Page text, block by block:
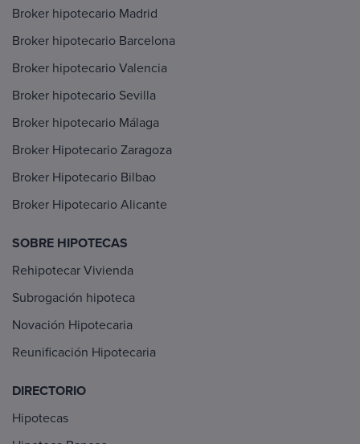
Broker hipotecario Madrid
Broker hipotecario Barcelona
Broker hipotecario Valencia
Broker hipotecario Sevilla
Broker hipotecario Málaga
Broker Hipotecario Zaragoza
Broker Hipotecario Bilbao
Broker Hipotecario Alicante
SOBRE HIPOTECAS
Rehipotecar Vivienda
Subrogación hipoteca
Novación Hipotecaria
Reunificación Hipotecaria
DIRECTORIO
Hipotecas